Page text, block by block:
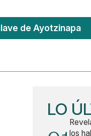
de Ayotzinapa
LO
los